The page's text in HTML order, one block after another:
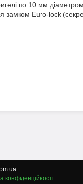
по 10 мм
замком Euro-lock
конфіденційності